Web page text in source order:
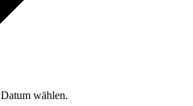
Datum wählen.